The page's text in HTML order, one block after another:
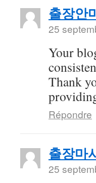
출장안
25
Your
Thank
Répondre
출장마
25